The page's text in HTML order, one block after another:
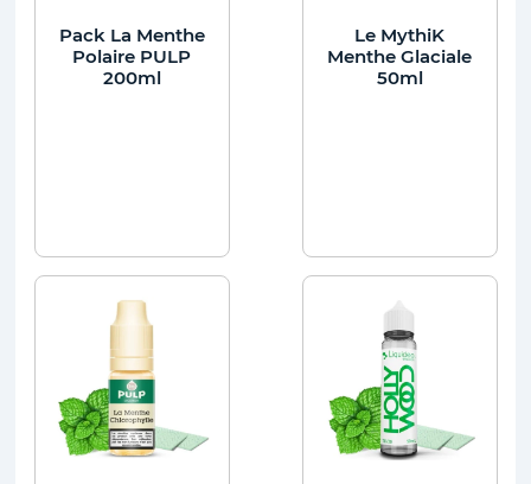
Pack La Menthe
Polaire PULP
200ml
Le MythiK
Menthe Glaciale
50ml